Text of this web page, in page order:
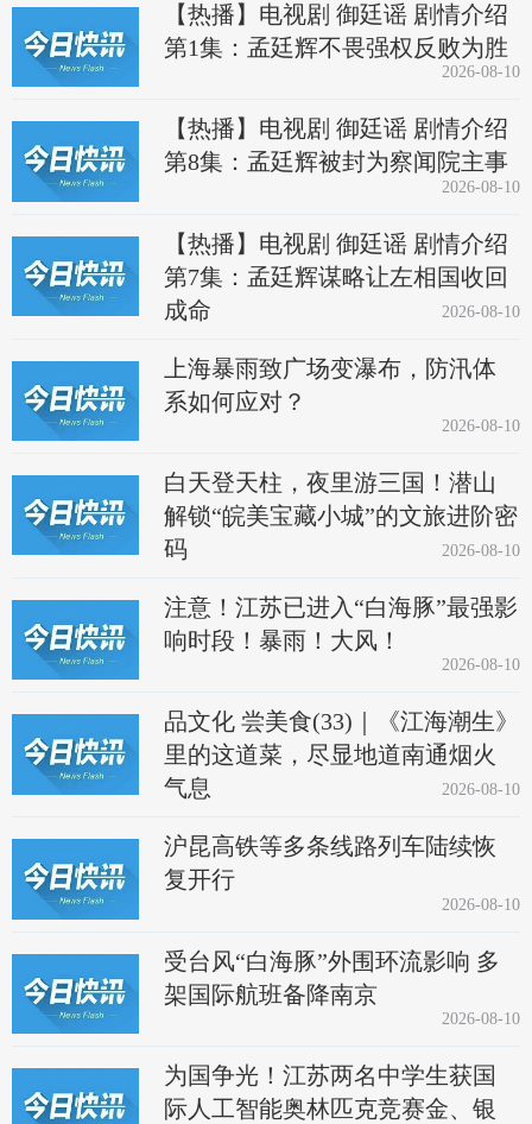
【热播】电视剧 御廷谣 剧情介绍
第1集：孟廷辉不畏强权反败为胜
2026-08-10
【热播】电视剧 御廷谣 剧情介绍
第8集：孟廷辉被封为察闻院主事
2026-08-10
【热播】电视剧 御廷谣 剧情介绍
第7集：孟廷辉谋略让左相国收回
成命
2026-08-10
上海暴雨致广场变瀑布，防汛体
系如何应对？
2026-08-10
白天登天柱，夜里游三国！潜山
解锁“皖美宝藏小城”的文旅进阶密
码
2026-08-10
注意！江苏已进入“白海豚”最强影
响时段！暴雨！大风！
2026-08-10
品文化 尝美食(33)｜《江海潮生》
里的这道菜，尽显地道南通烟火
气息
2026-08-10
沪昆高铁等多条线路列车陆续恢
复开行
2026-08-10
受台风“白海豚”外围环流影响 多
架国际航班备降南京
2026-08-10
为国争光！江苏两名中学生获国
际人工智能奥林匹克竞赛金、银